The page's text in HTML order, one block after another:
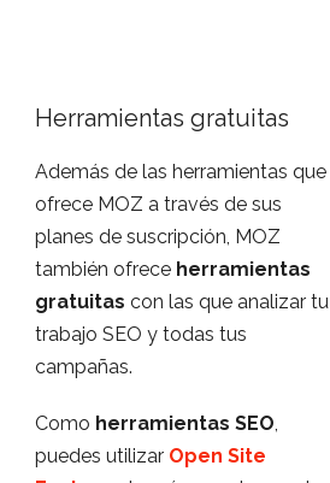
Herramientas gratuitas
Además de las herramientas que
ofrece MOZ a través de sus
planes de suscripción, MOZ
también ofrece herramientas
gratuitas con las que analizar tu
trabajo SEO y todas tus
campañas.
Como herramientas SEO,
puedes utilizar Open Site